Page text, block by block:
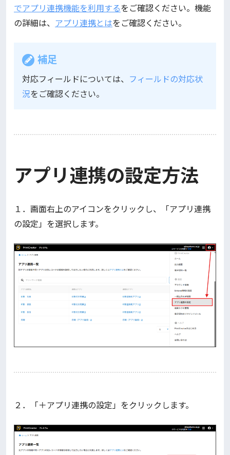
でアプリ連携機能を利用するをご確認ください。機能
の詳細は、 アプリ連携とはをご確認ください。
補足
対応フィールドについては、 フィールドの対応状
況をご確認ください。
アプリ連携の設定方法
１．画面右上のアイコンをクリックし、「アプリ連携
の設定」を選択します。
２．「＋アプリ連携の設定」をクリックします。